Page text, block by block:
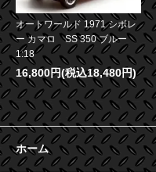
オートワールド 1971 シボレ
ー カマロ SS 350 ブルー
1:18
16,800円(税込18,480円)
ホーム